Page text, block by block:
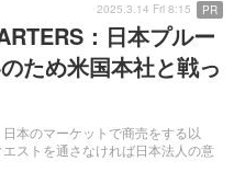
：日本プルー
ため米国本社と戦っ
本のマーケットで商売をする以
ストを通さなければ日本法人の意
2025.3.14 Fri 8:15 PR